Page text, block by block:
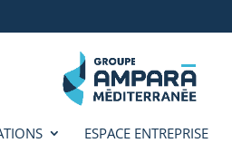
ESPACE ENTREPRISE